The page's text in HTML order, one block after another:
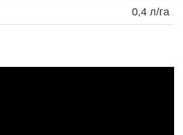
0,4 л/га